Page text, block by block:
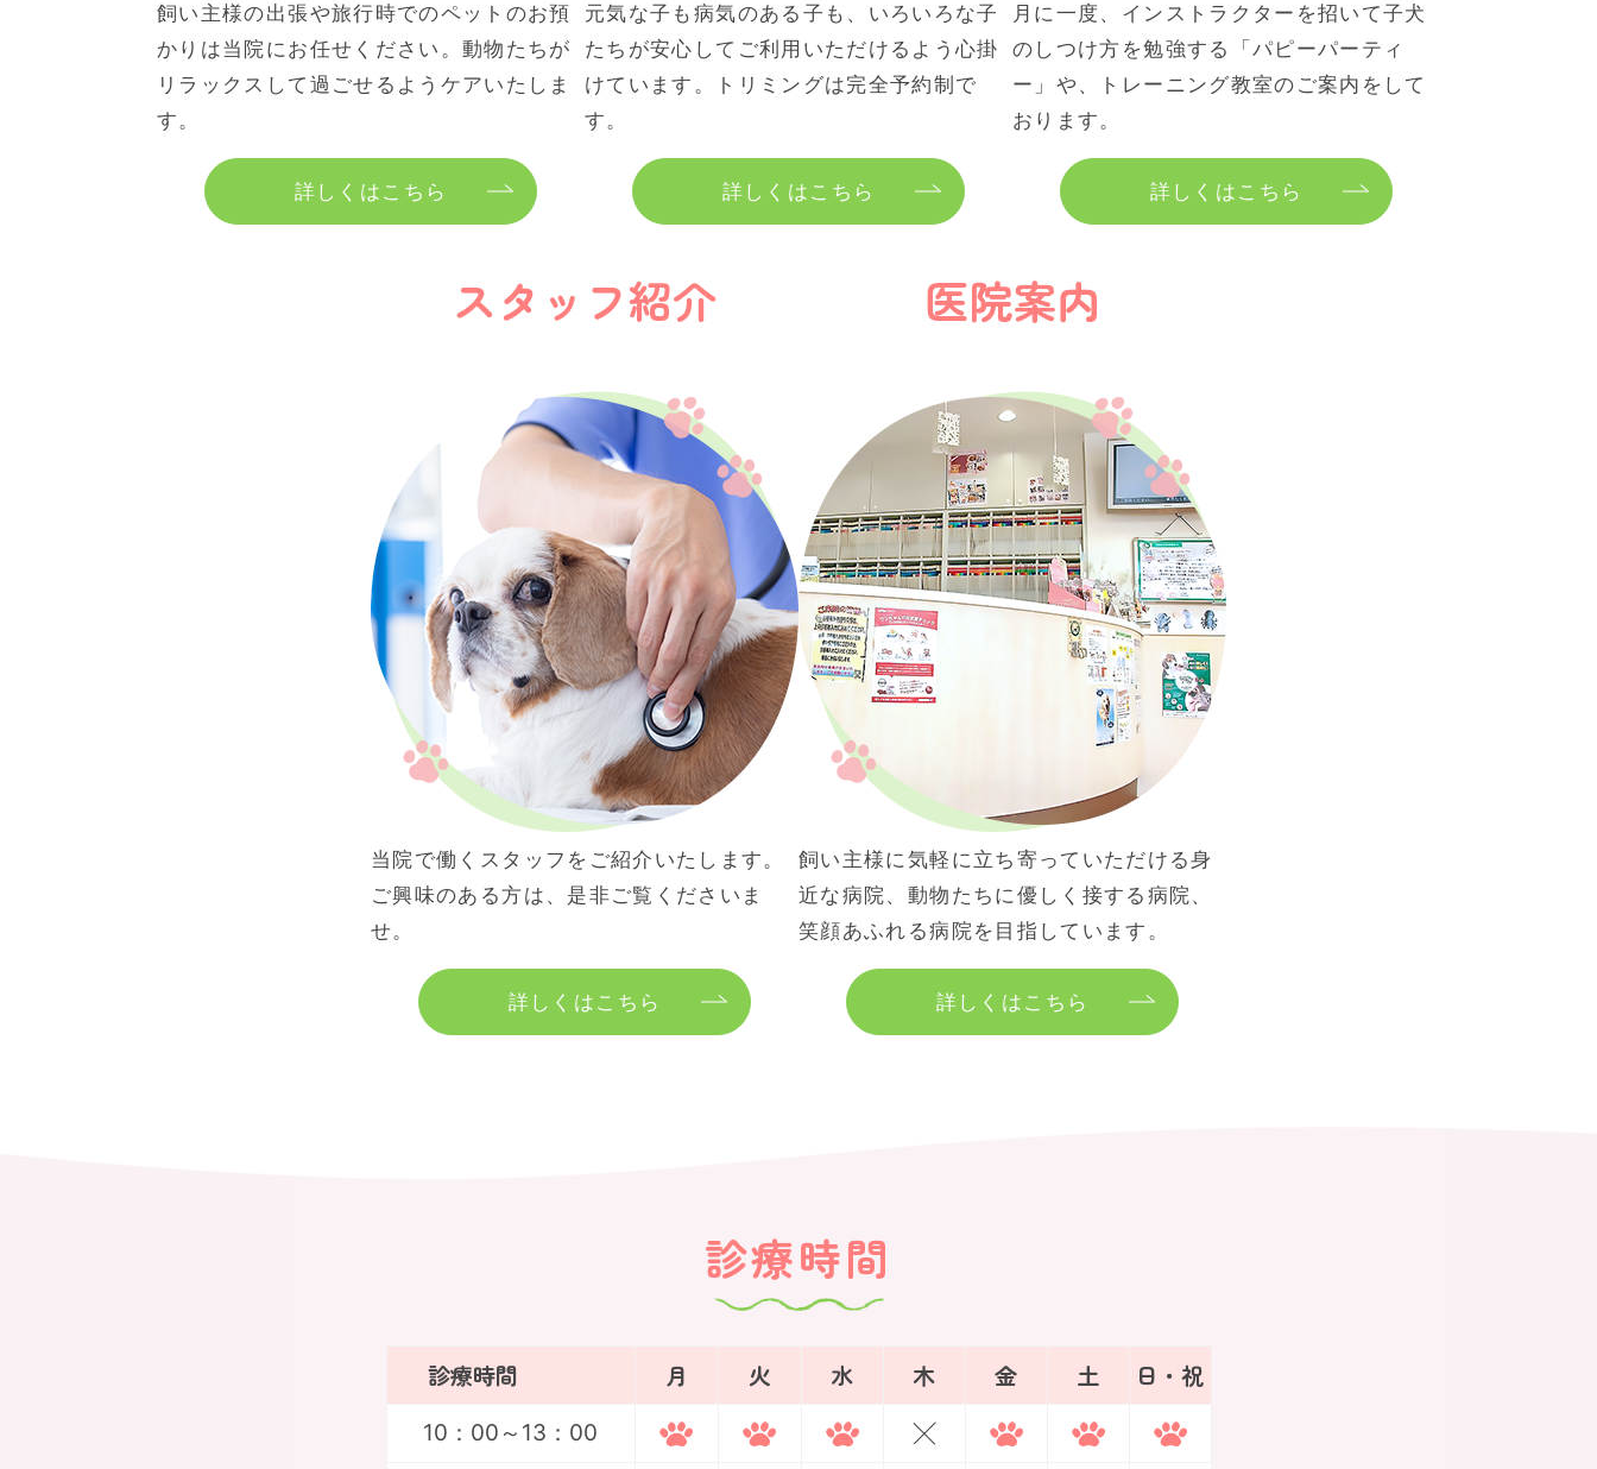
飼い主様の出張や旅行時でのペットのお預
かりは当院にお任せください。動物たちが
リラックスして過ごせるようケアいたしま
す。
詳しくはこちら
元気な子も病気のある子も、いろいろな子
たちが安心してご利用いただけるよう心掛
けています。トリミングは完全予約制で
す。
詳しくはこちら
月に一度、インストラクターを招いて子犬
のしつけ方を勉強する「パピーパーティ
ー」や、トレーニング教室のご案内をして
おります。
詳しくはこちら
スタッフ紹介
当院で働くスタッフをご紹介いたします。
ご興味のある方は、是非ご覧くださいま
せ。
詳しくはこちら
医院案内
飼い主様に気軽に立ち寄っていただける身
近な病院、動物たちに優しく接する病院、
笑顔あふれる病院を目指しています。
詳しくはこちら
診療時間
診療時間 月 火 水 木 金 土 日・祝
10：00～13：00